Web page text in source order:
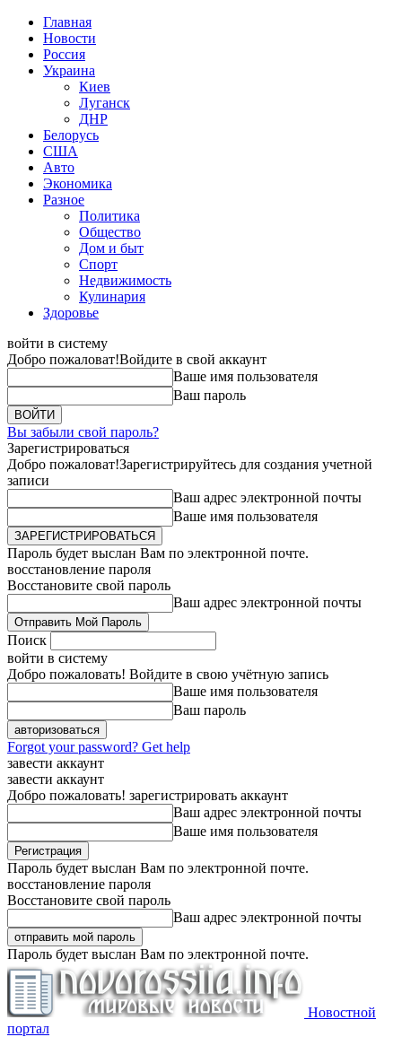
Главная
Новости
Россия
Украина
Киев
Луганск
ДНР
Белорусь
США
Авто
Экономика
Разное
Политика
Общество
Дом и быт
Спорт
Недвижимость
Кулинария
Здоровье
войти в систему
Добро пожаловат!Войдите в свой аккаунт
Ваше имя пользователя
Ваш пароль
Вы забыли свой пароль?
Зарегистрироваться
Добро пожаловат!Зарегистрируйтесь для создания учетной
записи
Ваш адрес электронной почты
Ваше имя пользователя
Пароль будет выслан Вам по электронной почте.
восстановление пароля
Восстановите свой пароль
Ваш адрес электронной почты
Поиск
войти в систему
Добро пожаловать! Войдите в свою учётную запись
Ваше имя пользователя
Ваш пароль
Forgot your password? Get help
завести аккаунт
завести аккаунт
Добро пожаловать! зарегистрировать аккаунт
Ваш адрес электронной почты
Ваше имя пользователя
Пароль будет выслан Вам по электронной почте.
восстановление пароля
Восстановите свой пароль
Ваш адрес электронной почты
Пароль будет выслан Вам по электронной почте.
Новостной
портал